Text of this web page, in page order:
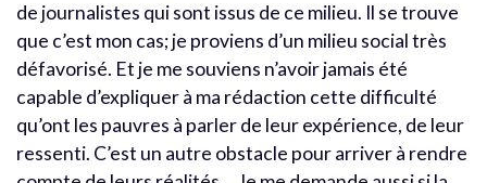
de journalistes qui sont issus de ce milieu. Il se trouve
que c’est mon cas; je proviens d’un milieu social très
défavorisé. Et je me souviens n’avoir jamais été
capable d’expliquer à ma rédaction cette difficulté
qu’ont les pauvres à parler de leur expérience, de leur
ressenti. C’est un autre obstacle pour arriver à rendre